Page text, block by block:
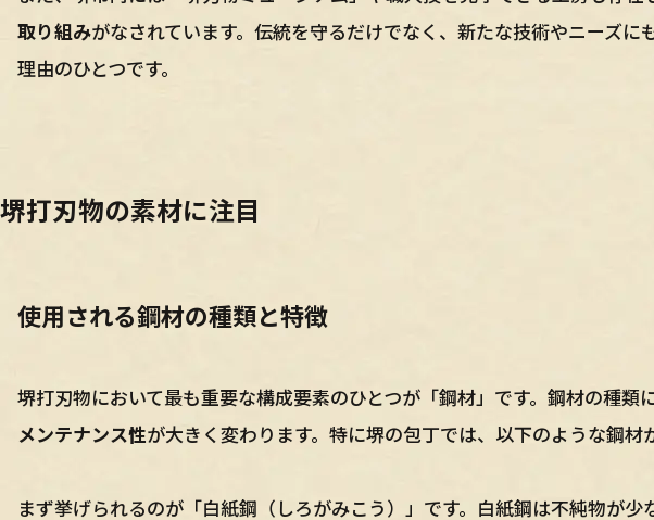
取り組みがなされています。伝統を守るだけでなく、新たな技術やニーズ
理由のひとつです。
堺打刃物の素材に注目
使用される鋼材の種類と特徴
堺打刃物において最も重要な構成要素のひとつが「鋼材」です。鋼材の種類
メンテナンス性が大きく変わります。特に堺の包丁では、以下のような鋼材
まず挙げられるのが「白紙鋼（しろがみこう）」です。白紙鋼は不純物が